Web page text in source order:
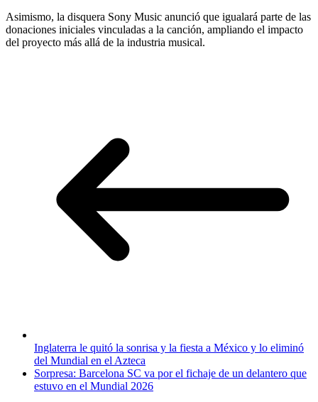
Asimismo, la disquera Sony Music anunció que igualará parte de las
donaciones iniciales vinculadas a la canción, ampliando el impacto
del proyecto más allá de la industria musical.
Inglaterra le quitó la sonrisa y la fiesta a México y lo eliminó
del Mundial en el Azteca
Sorpresa: Barcelona SC va por el fichaje de un delantero que
estuvo en el Mundial 2026